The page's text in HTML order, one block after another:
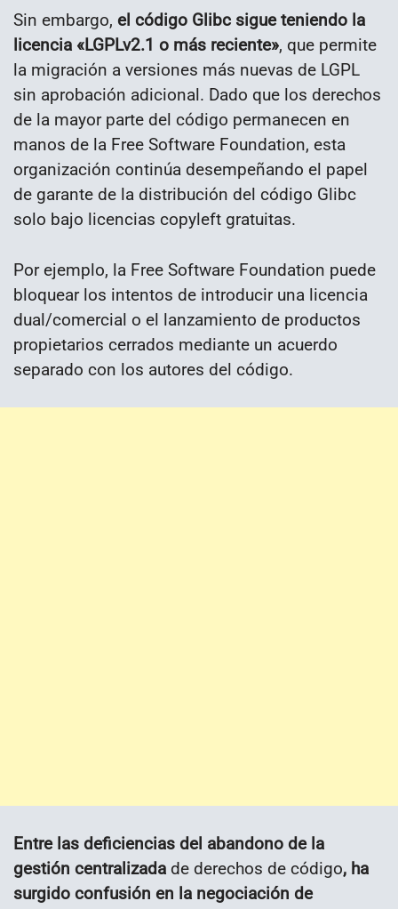
Sin embargo, el código Glibc sigue teniendo la
licencia «LGPLv2.1 o más reciente», que permite
la migración a versiones más nuevas de LGPL
sin aprobación adicional. Dado que los derechos
de la mayor parte del código permanecen en
manos de la Free Software Foundation, esta
organización continúa desempeñando el papel
de garante de la distribución del código Glibc
solo bajo licencias copyleft gratuitas.
Por ejemplo, la Free Software Foundation puede
bloquear los intentos de introducir una licencia
dual/comercial o el lanzamiento de productos
propietarios cerrados mediante un acuerdo
separado con los autores del código.
Entre las deficiencias del abandono de la
gestión centralizada de derechos de código, ha
surgido confusión en la negociación de